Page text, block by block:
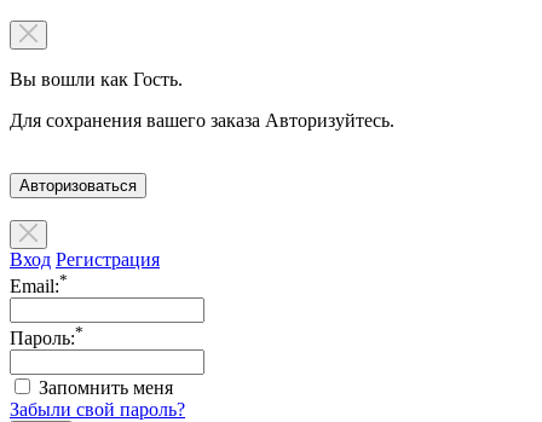
Вы вошли как Гость.
Для сохранения вашего заказа Авторизуйтесь.
Авторизоваться
Вход Регистрация
Email:*
Пароль:*
Запомнить меня
Забыли свой пароль?